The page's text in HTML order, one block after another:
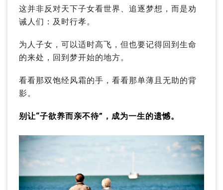
这并非反对天下子女看世界、追逐梦想，而是劝
诫人们：及时行孝。
为人子女，可以适时高飞，但也要记得回到生命
的来处，回到梦开始的地方。
看看那双饱经风霜的手，看看那单薄且无助的背
影。
别让“子欲养而亲不待”，成为一生的遗憾。